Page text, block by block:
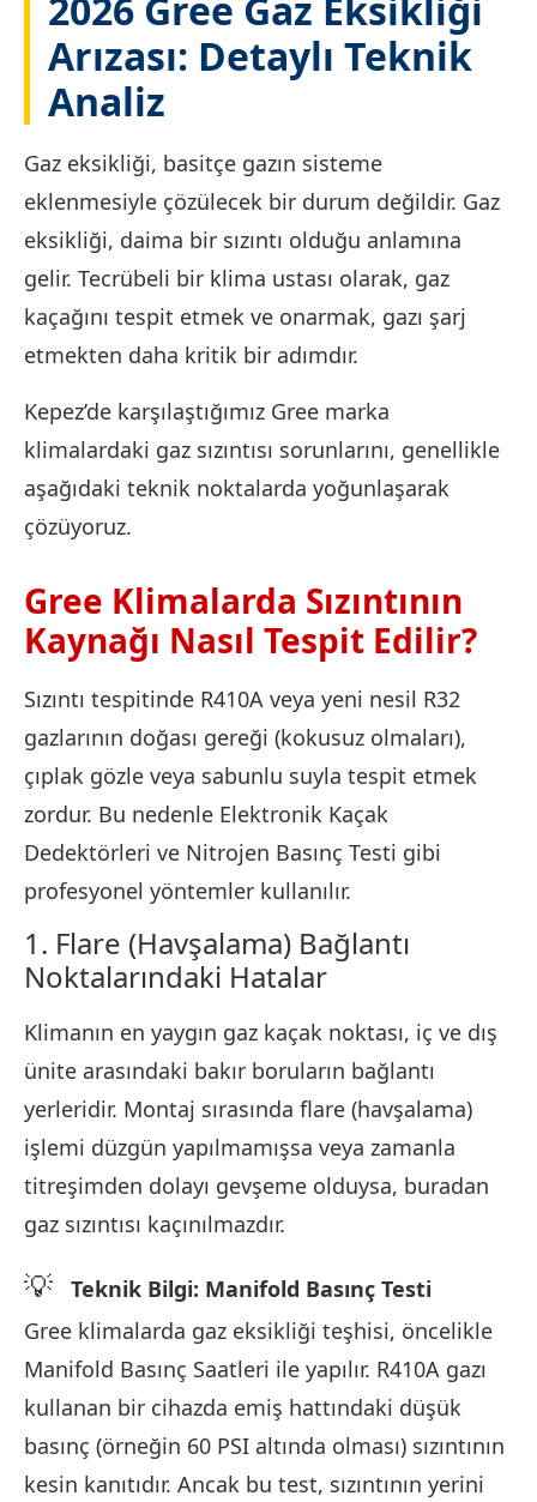
2026 Gree Gaz Eksikliği
Arızası: Detaylı Teknik
Analiz
Gaz eksikliği, basitçe gazın sisteme
eklenmesiyle çözülecek bir durum değildir. Gaz
eksikliği, daima bir sızıntı olduğu anlamına
gelir. Tecrübeli bir klima ustası olarak, gaz
kaçağını tespit etmek ve onarmak, gazı şarj
etmekten daha kritik bir adımdır.
Kepez’de karşılaştığımız Gree marka
klimalardaki gaz sızıntısı sorunlarını, genellikle
aşağıdaki teknik noktalarda yoğunlaşarak
çözüyoruz.
Gree Klimalarda Sızıntının
Kaynağı Nasıl Tespit Edilir?
Sızıntı tespitinde R410A veya yeni nesil R32
gazlarının doğası gereği (kokusuz olmaları),
çıplak gözle veya sabunlu suyla tespit etmek
zordur. Bu nedenle Elektronik Kaçak
Dedektörleri ve Nitrojen Basınç Testi gibi
profesyonel yöntemler kullanılır.
1. Flare (Havşalama) Bağlantı
Noktalarındaki Hatalar
Klimanın en yaygın gaz kaçak noktası, iç ve dış
ünite arasındaki bakır boruların bağlantı
yerleridir. Montaj sırasında flare (havşalama)
işlemi düzgün yapılmamışsa veya zamanla
titreşimden dolayı gevşeme olduysa, buradan
gaz sızıntısı kaçınılmazdır.
💡
Teknik Bilgi: Manifold Basınç Testi
Gree klimalarda gaz eksikliği teşhisi, öncelikle
Manifold Basınç Saatleri ile yapılır. R410A gazı
kullanan bir cihazda emiş hattındaki düşük
basınç (örneğin 60 PSI altında olması) sızıntının
kesin kanıtıdır. Ancak bu test, sızıntının yerini